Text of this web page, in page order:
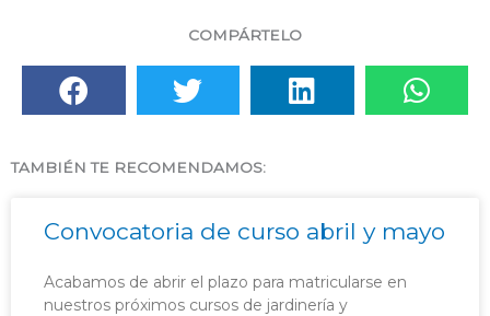
COMPÁRTELO
TAMBIÉN TE RECOMENDAMOS:
Convocatoria de curso abril y mayo
Acabamos de abrir el plazo para matricularse en
nuestros próximos cursos de jardinería y